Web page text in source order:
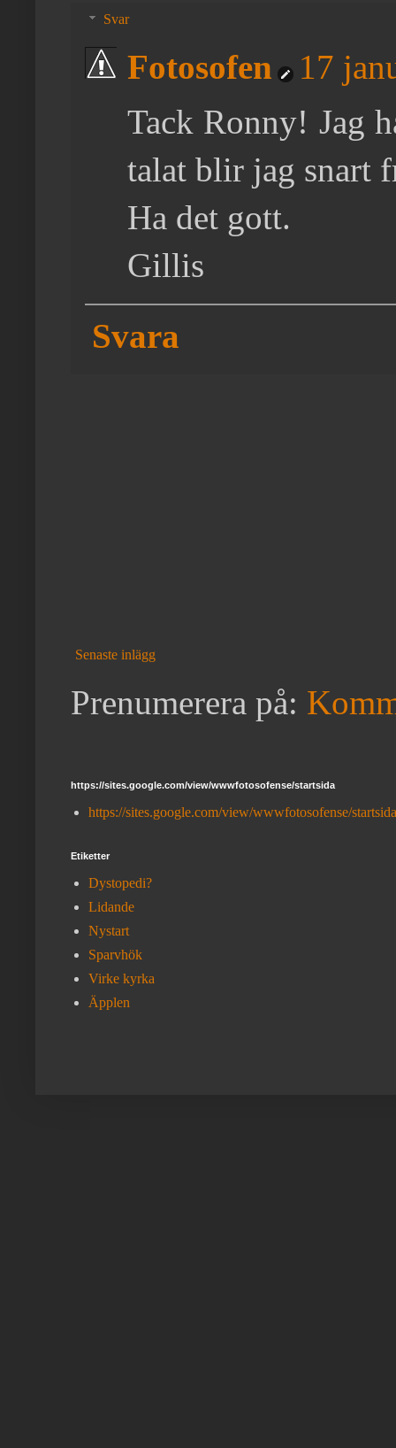
Svar
Fotosofen
17
Tack Ronny! Jag
talat blir jag snart
Ha det gott.
Gillis
Svara
Senaste inlägg
Prenumerera på:
https://sites.google.com/view/wwwfotosofense/startsida
https://sites.google.com/view/wwwfotosofense/startsida
Etiketter
Dystopedi?
Lidande
Nystart
Sparvhök
Virke kyrka
Äpplen